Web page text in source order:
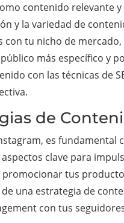
contenido relevante
y la variedad de
tu nicho de
más específico y
con las técnicas de
de
es fundamental
clave para
tus
una estrategia de
con tus